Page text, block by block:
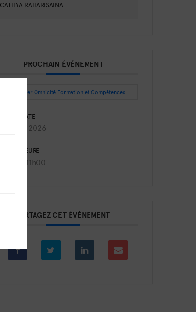
CATHYA RAHARISAINA
PROCHAIN ÉVÉNEMENT
Intégrer Omnicité Formation et Compétences
DATE
Août 27 2026
HEURE
9h30 - 11h00
PARTAGEZ CET ÉVÉNEMENT